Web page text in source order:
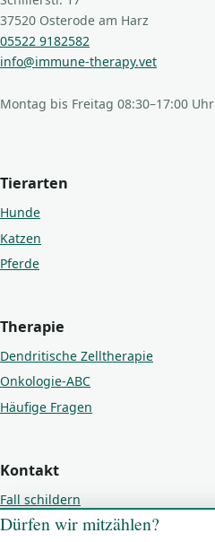
37520 Osterode am Harz
05522 9182582
info@immune-therapy.vet
Montag bis Freitag 08:30–17:00 Uhr
Tierarten
Hunde
Katzen
Pferde
Therapie
Dendritische Zelltherapie
Onkologie-ABC
Häufige Fragen
Kontakt
Fall schildern
Kontakt
Dürfen wir mitzählen?